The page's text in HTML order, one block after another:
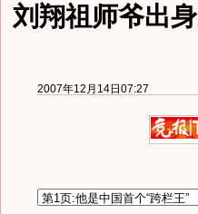
刘翔祖师爷出
2007年12月14日07:27